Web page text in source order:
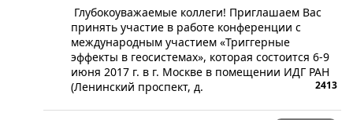
Глубокоуважаемые коллеги! Приглашаем Вас
принять участие в работе конференции с
международным участием «Триггерные
эффекты в геосистемах», которая состоится 6-9
июня 2017 г. в г. Москве в помещении ИДГ РАН
(Ленинский проспект, д.
2413